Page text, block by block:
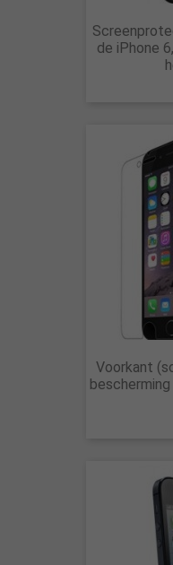
de iPhone
Voorkant